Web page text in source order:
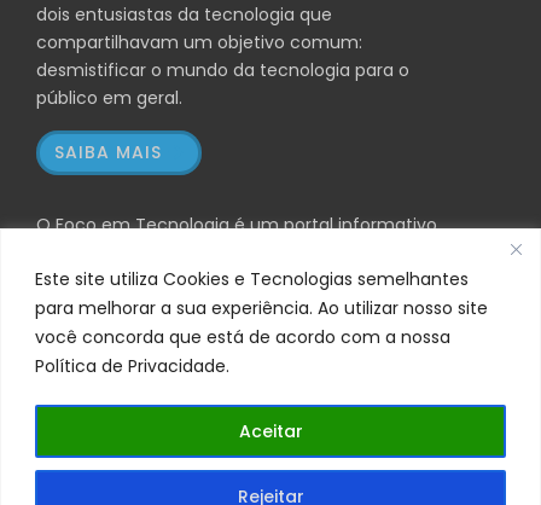
Este site utiliza Cookies e Tecnologias semelhantes
para melhorar a sua experiência. Ao utilizar nosso site
você concorda que está de acordo com a nossa
Política de Privacidade.
Rejeitar
Aceitar
dois entusiastas da tecnologia que
compartilhavam um objetivo comum:
desmistificar o mundo da tecnologia para o
público em geral.
SAIBA MAIS
O Foco em Tecnologia é um portal informativo
através dos links de afiliados listados. Não nos
responsabilizamos pela comercialização, entrega ou
suporte dos produtos descritos; a decisão final e a
análise das condições de venda devem ser feitas
mais detalhes, consulte nossa Política de Privacidade.